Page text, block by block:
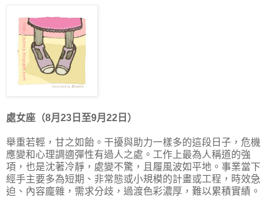
處女座（8月23日至9月22日）
舉重若輕，甘之如飴。干擾與助力一樣多的這段日子，危機
應變和心理調適彈性有過人之處。工作上最為人稱道的強
項，也是沈著冷靜，處變不驚，且履風波如平地。事業當下
經手主要多為短期、非常態或小規模的計畫或工程，時效急
迫、內容龐雜，需求分歧，過渡色彩濃厚，難以累積實績。